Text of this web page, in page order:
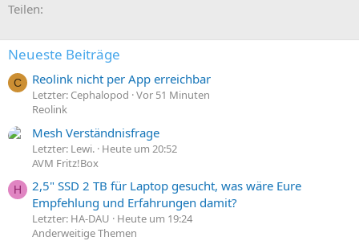
Teilen:
Neueste Beiträge
C Reolink nicht per App erreichbar
Letzter: Cephalopod Vor 51 Minuten
Reolink
Mesh Verständnisfrage
Letzter: Lewi. Heute um 20:52
AVM Fritz!Box
H
2,5" SSD 2 TB für Laptop gesucht, was wäre Eure
Empfehlung und Erfahrungen damit?
Letzter: HA-DAU
Heute um 19:24
Anderweitige Themen